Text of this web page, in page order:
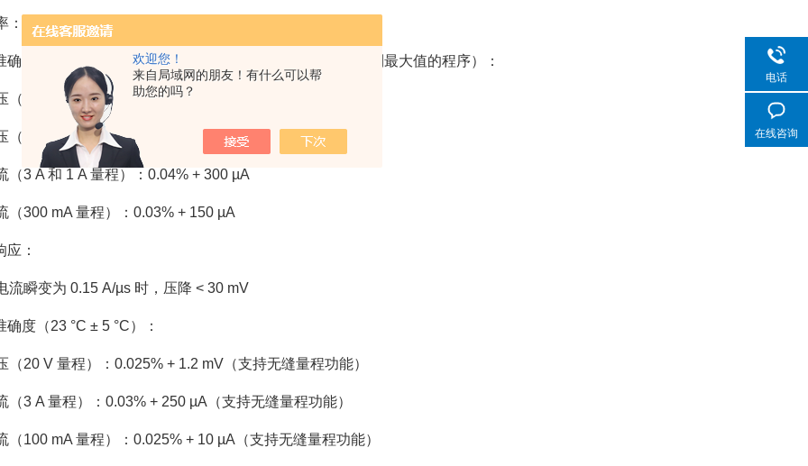
欢迎您！
来自局域网的朋友！有什么可以帮
助您的吗？
：20 W
确度（23 °C ± 5 °C，经过 30 分钟预热；适用于从最小值到最大值的程序）：
（20 V 量程）：0.025% + 1.8 mV
（6 V 量程）：0.025% + 600 µV
（3 A 和 1 A 量程）：0.04% + 300 µA
（300 mA 量程）：0.03% + 150 µA
应：
流瞬变为 0.15 A/µs 时，压降 < 30 mV
确度（23 °C ± 5 °C）：
（20 V 量程）：0.025% + 1.2 mV（支持无缝量程功能）
（3 A 量程）：0.03% + 250 µA（支持无缝量程功能）
（100 mA 量程）：0.025% + 10 µA（支持无缝量程功能）
电话
在线咨询